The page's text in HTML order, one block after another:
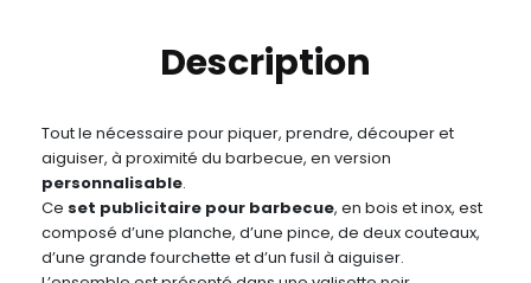
Description
Tout le nécessaire pour piquer, prendre, découper et
aiguiser, à proximité du barbecue, en version
personnalisable.
Ce set publicitaire pour barbecue, en bois et inox, est
composé d’une planche, d’une pince, de deux couteaux,
d’une grande fourchette et d’un fusil à aiguiser.